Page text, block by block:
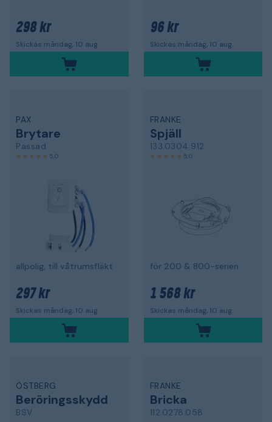
298 kr
Skickas måndag, 10 aug.
96 kr
Skickas måndag, 10 aug.
PAX
Brytare
Passad
5,0
allpolig, till våtrumsfläkt
297 kr
Skickas måndag, 10 aug.
FRANKE
Spjäll
133.0304.912
5,0
för 200 & 800-serien
1 568 kr
Skickas måndag, 10 aug.
ÖSTBERG
Beröringsskydd
BSV
FRANKE
Bricka
112.0278.058